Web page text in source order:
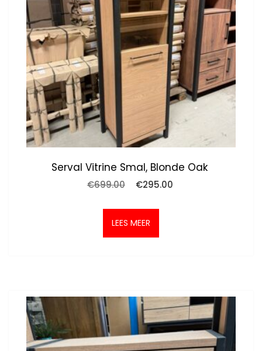
Serval Vitrine Smal, Blonde Oak
€699.00
Oorspronkelijke
was:
€699.00.
€295.00
LEES MEER